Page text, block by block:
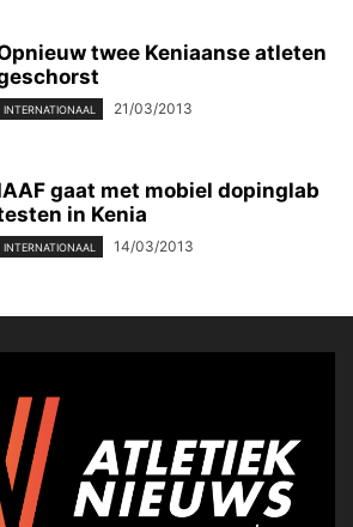
twee Keniaanse atleten
INTERNATIONAAL 21/03/2013
gaat met mobiel dopinglab
in Kenia
INTERNATIONAAL 14/03/2013